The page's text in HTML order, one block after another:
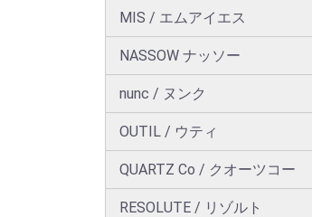
MIS / エムアイエス
NASSOW ナッソー
nunc / ヌンク
OUTIL / ウティ
QUARTZ Co / クオーツコー
RESOLUTE / リゾルト